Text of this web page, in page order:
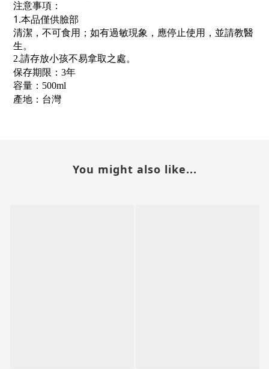
注意事項：
1.本品僅供臉部
清潔，不可食用；如有過敏現象，應停止使用，並請教醫
生。
2.請存放小孩不易拿取之處。
保存期限：3年
容量：500ml
產地：台灣
You might also like...